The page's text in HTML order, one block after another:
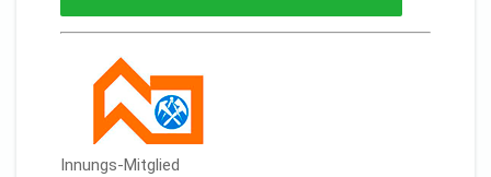
Innungs-Mitglied